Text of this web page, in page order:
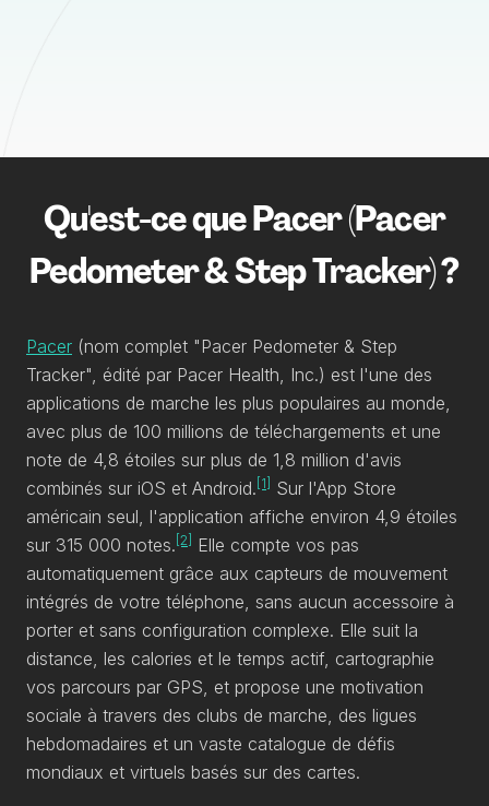
Qu'est-ce que Pacer (Pacer
Pedometer & Step Tracker) ?
Pacer (nom complet "Pacer Pedometer & Step
Tracker", édité par Pacer Health, Inc.) est l'une des
applications de marche les plus populaires au monde,
avec plus de 100 millions de téléchargements et une
note de 4,8 étoiles sur plus de 1,8 million d'avis
combinés sur iOS et Android. [1]
Sur l'App Store
américain seul, l'application affiche environ 4,9 étoiles
sur 315 000 notes. [2]
Elle compte vos pas
automatiquement grâce aux capteurs de mouvement
intégrés de votre téléphone, sans aucun accessoire à
porter et sans configuration complexe. Elle suit la
distance, les calories et le temps actif, cartographie
vos parcours par GPS, et propose une motivation
sociale à travers des clubs de marche, des ligues
hebdomadaires et un vaste catalogue de défis
mondiaux et virtuels basés sur des cartes.